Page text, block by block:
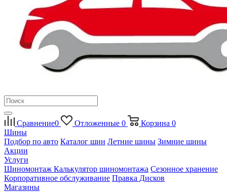
Сравнение0 Отложенные 0 Корзина 0
Шины
Подбор по авто Каталог шин Летние шины Зимние шины
Акции
Услуги
Шиномонтаж Калькулятор шиномонтажа Сезонное хранение
Корпоративное обслуживание Правка Дисков
Магазины